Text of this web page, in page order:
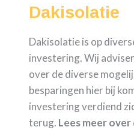
Dakisolatie
Dakisolatie is op
investering. Wij
over de diverse
besparingen hier bij
investering verdiend
terug. Lees meer